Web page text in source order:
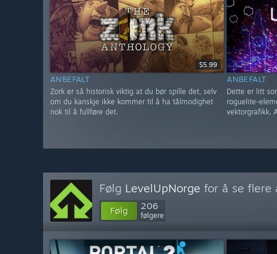
$5.99
ANBEFALT
Zork er så historisk viktig at du bør spille det, selv
om du kanskje ikke kommer til å ha tålmodighet
nok til å fullføre det.
ANBEFALT
Dette er litt
roguelite-
vektorgrafikk.
Følg LevelUpNorge for å se flere
Følg 206
følgere